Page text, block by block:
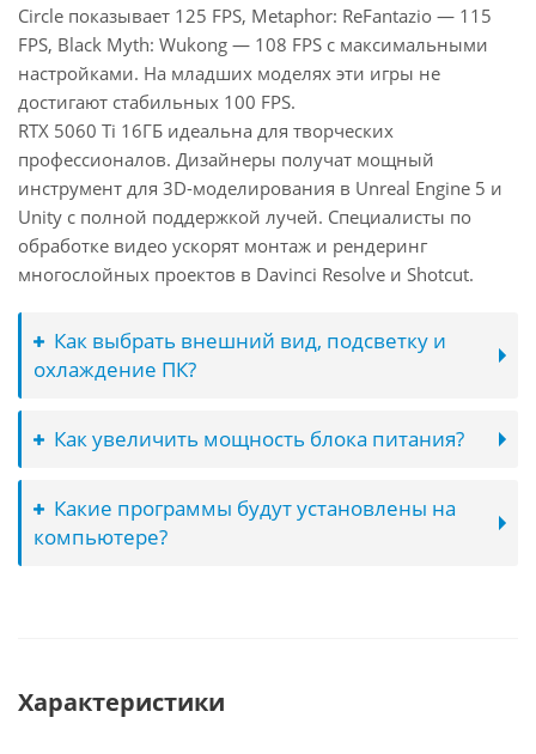
Circle показывает 125 FPS, Metaphor: ReFantazio — 115
FPS, Black Myth: Wukong — 108 FPS с максимальными
настройками. На младших моделях эти игры не
достигают стабильных 100 FPS.
RTX 5060 Ti 16ГБ идеальна для творческих
профессионалов. Дизайнеры получат мощный
инструмент для 3D-моделирования в Unreal Engine 5 и
Unity с полной поддержкой лучей. Специалисты по
обработке видео ускорят монтаж и рендеринг
многослойных проектов в Davinci Resolve и Shotcut.
Как выбрать внешний вид, подсветку и
охлаждение ПК?
Как увеличить мощность блока питания?
Какие программы будут установлены на
компьютере?
Характеристики